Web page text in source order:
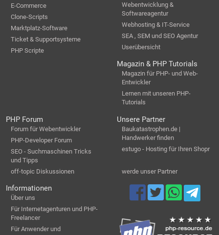
E-Commerce
Clone-Scripts
Marktplatz-Software
Ticket & Supportsysteme
PHP Scripte
Webentwicklung &
Softwareagentur
Webhosting & IT-Service
SEA , SEM und SEO Agentur
Userübersicht
Magazin & PHP Tutorials
Magazin für PHP- und Web-
Entwickler
Lernen mit unseren PHP-
Tutorials
PHP Forum
Forum für Webentwickler
PHP-Developer Forum
SEO - Suchmaschinen Tricks
und Tipps
off-topic Diskussionen
Unsere Partner
Baukatastrophen.de |
Handwerker finden
estugo - Hosting für Ihren Shopr
werde unser Partner
Informationen
Über uns
Für Internetagenturen und PHP-
Freelancer
Für Anwender und